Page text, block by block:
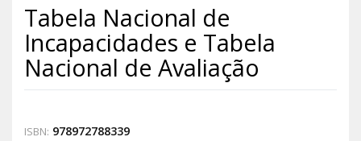
Tabela Nacional de
Incapacidades e Tabela
Nacional de Avaliação
ISBN: 978972788339